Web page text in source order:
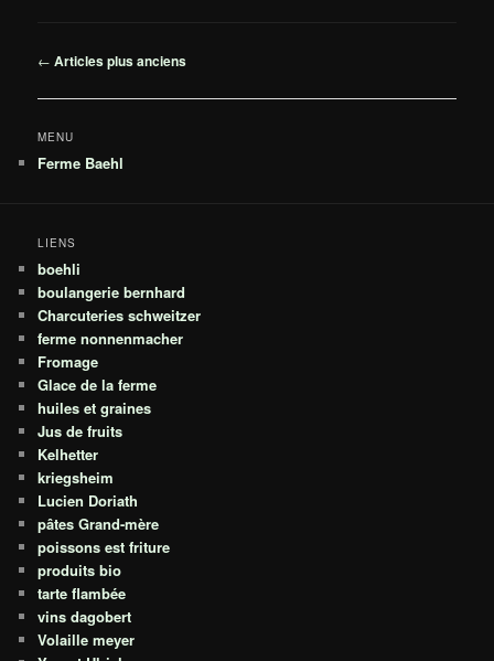
Navigation
articles
← Articles plus anciens
MENU
Ferme Baehl
LIENS
boehli
boulangerie bernhard
Charcuteries schweitzer
ferme nonnenmacher
Fromage
Glace de la ferme
huiles et graines
Jus de fruits
Kelhetter
kriegsheim
Lucien Doriath
pâtes Grand-mère
poissons est friture
produits bio
tarte flambée
vins dagobert
Volaille meyer